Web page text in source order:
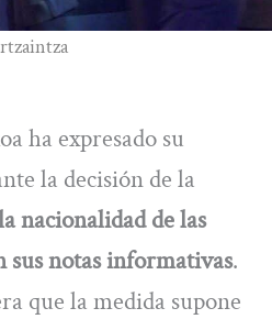
ha expresado su
la decisión de la
nacionalidad de las
sus notas informativas.
que la medida supone